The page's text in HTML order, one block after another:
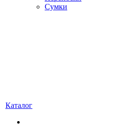
Сумки
Каталог